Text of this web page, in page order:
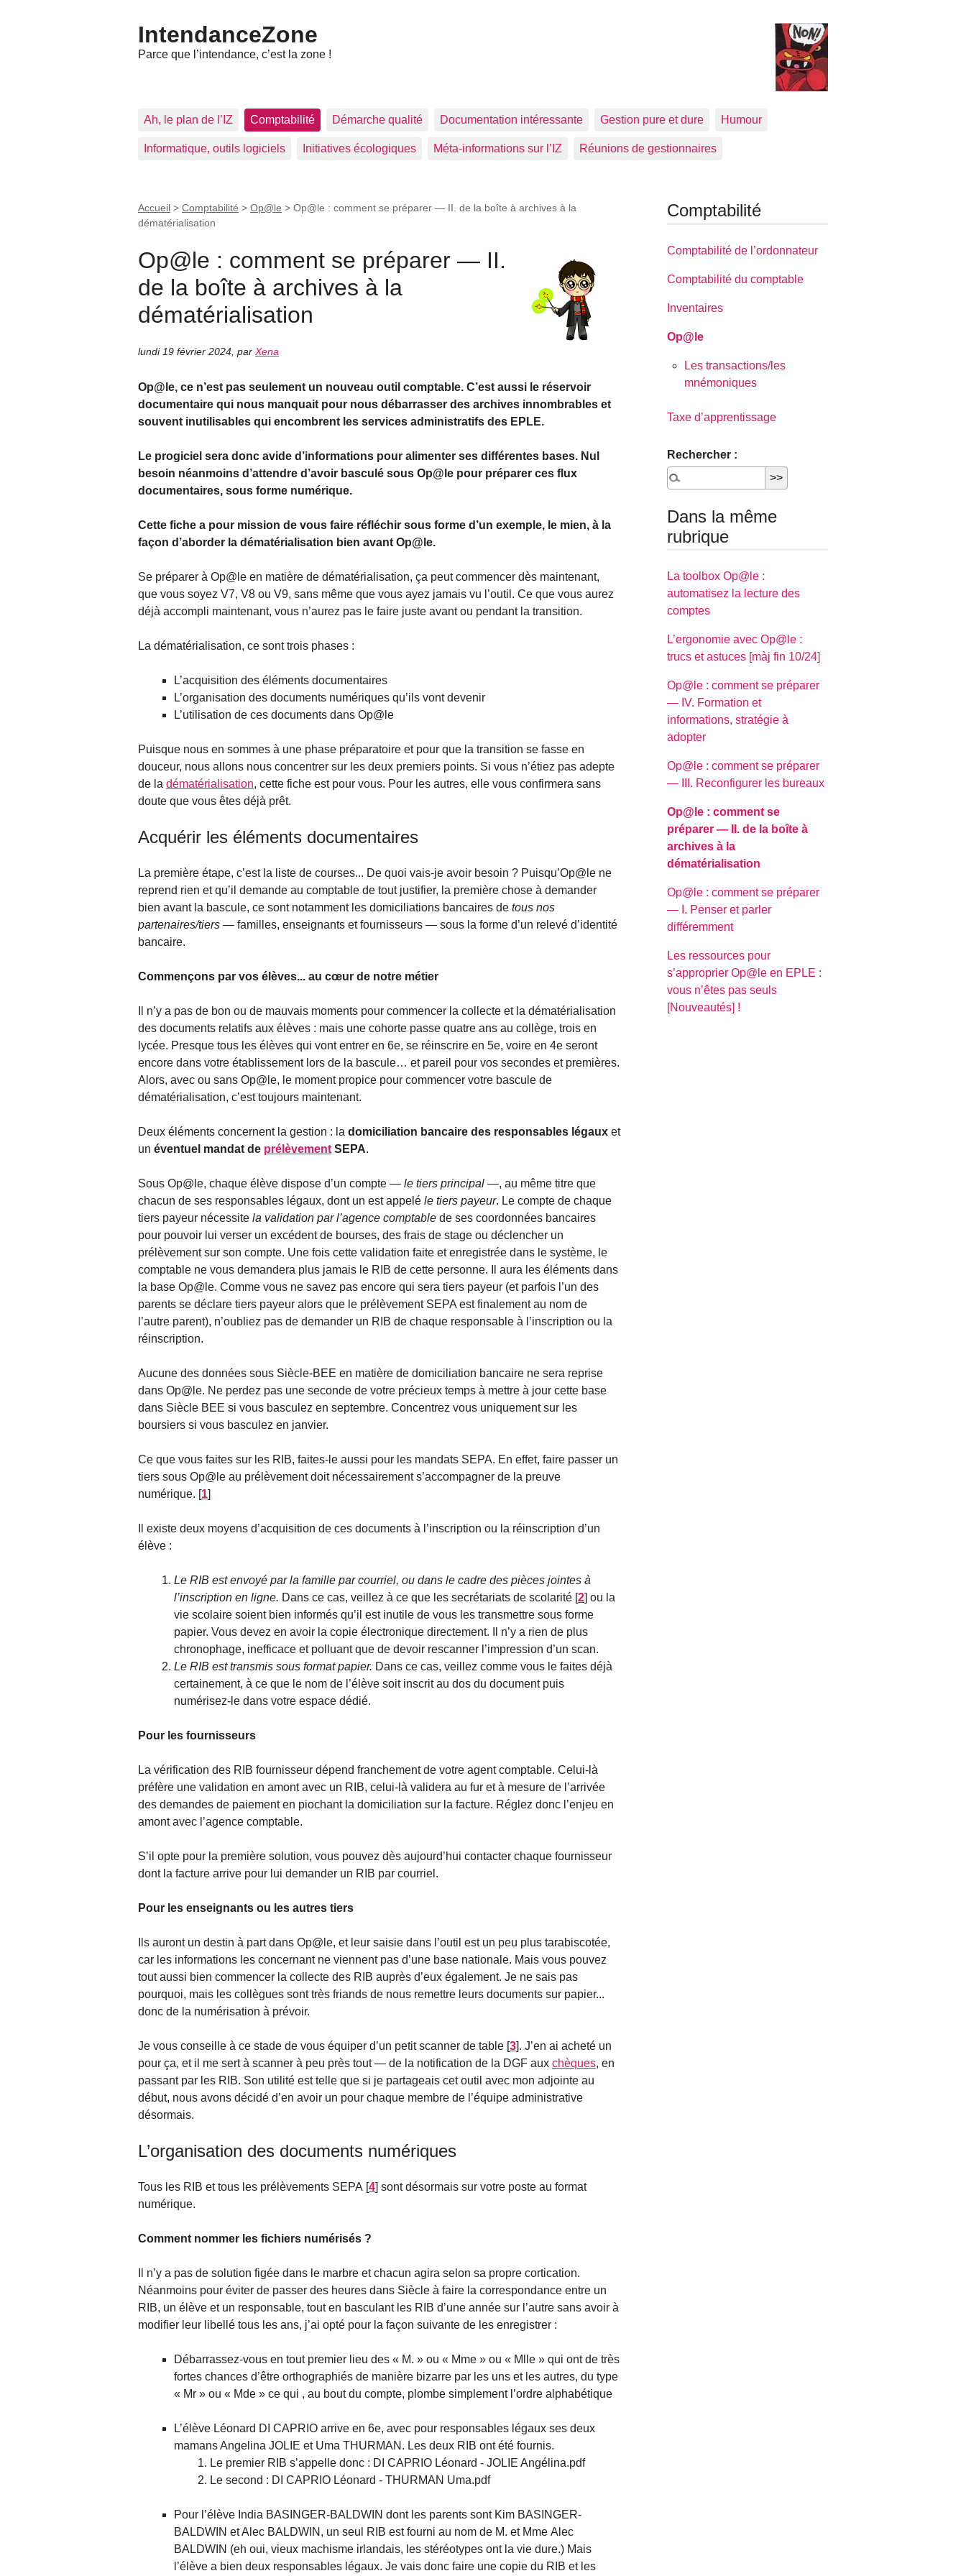
IntendanceZone
Parce que l’intendance, c’est la zone !
Ah, le plan de l’IZ Comptabilité Démarche qualité Documentation intéressante Gestion pure et dure Humour
Informatique, outils logiciels Initiatives écologiques Méta-informations sur l’IZ Réunions de gestionnaires
Accueil > Comptabilité > Op@le > Op@le : comment se préparer — II. de la boîte à archives à la
dématérialisation
Op@le : comment se préparer — II.
de la boîte à archives à la
dématérialisation
lundi 19 février 2024 par Xena
Op@le, ce n’est pas seulement un nouveau outil comptable. C’est aussi le réservoir
documentaire qui nous manquait pour nous débarrasser des archives innombrables et
souvent inutilisables qui encombrent les services administratifs des EPLE.
Le progiciel sera donc avide d’informations pour alimenter ses différentes bases. Nul
besoin néanmoins d’attendre d’avoir basculé sous Op@le pour préparer ces flux
documentaires, sous forme numérique.
Cette fiche a pour mission de vous faire réfléchir sous forme d’un exemple, le mien, à la
façon d’aborder la dématérialisation bien avant Op@le.
Se préparer à Op@le en matière de dématérialisation, ça peut commencer dès maintenant,
que vous soyez V7, V8 ou V9, sans même que vous ayez jamais vu l’outil. Ce que vous aurez
déjà accompli maintenant, vous n’aurez pas le faire juste avant ou pendant la transition.
La dématérialisation, ce sont trois phases :
L’acquisition des éléments documentaires
L’organisation des documents numériques qu’ils vont devenir
L’utilisation de ces documents dans Op@le
Puisque nous en sommes à une phase préparatoire et pour que la transition se fasse en
douceur, nous allons nous concentrer sur les deux premiers points. Si vous n’étiez pas adepte
de la dématérialisation, cette fiche est pour vous. Pour les autres, elle vous confirmera sans
doute que vous êtes déjà prêt.
Acquérir les éléments documentaires
La première étape, c’est la liste de courses... De quoi vais-je avoir besoin ? Puisqu’Op@le ne
reprend rien et qu’il demande au comptable de tout justifier, la première chose à demander
bien avant la bascule, ce sont notamment les domiciliations bancaires de tous nos
partenaires/tiers — familles, enseignants et fournisseurs — sous la forme d’un relevé d’identité
bancaire.
Commençons par vos élèves... au cœur de notre métier
Il n’y a pas de bon ou de mauvais moments pour commencer la collecte et la dématérialisation
des documents relatifs aux élèves : mais une cohorte passe quatre ans au collège, trois en
lycée. Presque tous les élèves qui vont entrer en 6e, se réinscrire en 5e, voire en 4e seront
encore dans votre établissement lors de la bascule… et pareil pour vos secondes et premières.
Alors, avec ou sans Op@le, le moment propice pour commencer votre bascule de
dématérialisation, c’est toujours maintenant.
Deux éléments concernent la gestion : la domiciliation bancaire des responsables légaux et
un éventuel mandat de prélèvement SEPA.
Sous Op@le, chaque élève dispose d’un compte — le tiers principal —, au même titre que
chacun de ses responsables légaux, dont un est appelé le tiers payeur. Le compte de chaque
tiers payeur nécessite la validation par l’agence comptable de ses coordonnées bancaires
pour pouvoir lui verser un excédent de bourses, des frais de stage ou déclencher un
prélèvement sur son compte. Une fois cette validation faite et enregistrée dans le système, le
comptable ne vous demandera plus jamais le RIB de cette personne. Il aura les éléments dans
la base Op@le. Comme vous ne savez pas encore qui sera tiers payeur (et parfois l’un des
parents se déclare tiers payeur alors que le prélèvement SEPA est finalement au nom de
l’autre parent), n’oubliez pas de demander un RIB de chaque responsable à l’inscription ou la
réinscription.
Aucune des données sous Siècle-BEE en matière de domiciliation bancaire ne sera reprise
dans Op@le. Ne perdez pas une seconde de votre précieux temps à mettre à jour cette base
dans Siècle BEE si vous basculez en septembre. Concentrez vous uniquement sur les
boursiers si vous basculez en janvier.
Ce que vous faites sur les RIB, faites-le aussi pour les mandats SEPA. En effet, faire passer un
tiers sous Op@le au prélèvement doit nécessairement s’accompagner de la preuve
numérique. [1]
Il existe deux moyens d’acquisition de ces documents à l’inscription ou la réinscription d’un
élève :
Le RIB est envoyé par la famille par courriel, ou dans le cadre des pièces jointes à
l’inscription en ligne. Dans ce cas, veillez à ce que les secrétariats de scolarité [2] ou la
vie scolaire soient bien informés qu’il est inutile de vous les transmettre sous forme
papier. Vous devez en avoir la copie électronique directement. Il n’y a rien de plus
chronophage, inefficace et polluant que de devoir rescanner l’impression d’un scan.
Le RIB est transmis sous format papier. Dans ce cas, veillez comme vous le faites déjà
certainement, à ce que le nom de l’élève soit inscrit au dos du document puis
numérisez-le dans votre espace dédié.
Pour les fournisseurs
La vérification des RIB fournisseur dépend franchement de votre agent comptable. Celui-là
préfère une validation en amont avec un RIB, celui-là validera au fur et à mesure de l’arrivée
des demandes de paiement en piochant la domiciliation sur la facture. Réglez donc l’enjeu en
amont avec l’agence comptable.
S’il opte pour la première solution, vous pouvez dès aujourd’hui contacter chaque fournisseur
dont la facture arrive pour lui demander un RIB par courriel.
Pour les enseignants ou les autres tiers
Ils auront un destin à part dans Op@le, et leur saisie dans l’outil est un peu plus tarabiscotée,
car les informations les concernant ne viennent pas d’une base nationale. Mais vous pouvez
tout aussi bien commencer la collecte des RIB auprès d’eux également. Je ne sais pas
pourquoi, mais les collègues sont très friands de nous remettre leurs documents sur papier...
donc de la numérisation à prévoir.
Je vous conseille à ce stade de vous équiper d’un petit scanner de table [3]. J’en ai acheté un
pour ça, et il me sert à scanner à peu près tout — de la notification de la DGF aux chèques, en
passant par les RIB. Son utilité est telle que si je partageais cet outil avec mon adjointe au
début, nous avons décidé d’en avoir un pour chaque membre de l’équipe administrative
désormais.
L’organisation des documents numériques
Tous les RIB et tous les prélèvements SEPA [4] sont désormais sur votre poste au format
numérique.
Comment nommer les fichiers numérisés ?
Il n’y a pas de solution figée dans le marbre et chacun agira selon sa propre cortication.
Néanmoins pour éviter de passer des heures dans Siècle à faire la correspondance entre un
RIB, un élève et un responsable, tout en basculant les RIB d’une année sur l’autre sans avoir à
modifier leur libellé tous les ans, j’ai opté pour la façon suivante de les enregistrer :
Débarrassez-vous en tout premier lieu des « M. » ou « Mme » ou « Mlle » qui ont de très
fortes chances d’être orthographiés de manière bizarre par les uns et les autres, du type
« Mr » ou « Mde » ce qui , au bout du compte, plombe simplement l’ordre alphabétique
L’élève Léonard DI CAPRIO arrive en 6e, avec pour responsables légaux ses deux
mamans Angelina JOLIE et Uma THURMAN. Les deux RIB ont été fournis.
Le premier RIB s’appelle donc : DI CAPRIO Léonard - JOLIE Angélina.pdf
Le second : DI CAPRIO Léonard - THURMAN Uma.pdf
Pour l’élève India BASINGER-BALDWIN dont les parents sont Kim BASINGER-
BALDWIN et Alec BALDWIN, un seul RIB est fourni au nom de M. et Mme Alec
BALDWIN (eh oui, vieux machisme irlandais, les stéréotypes ont la vie dure.) Mais
l’élève a bien deux responsables légaux. Je vais donc faire une copie du RIB et les
Comptabilité
Comptabilité de l’ordonnateur
Comptabilité du comptable
Inventaires
Op@le
Les transactions/les
mnémoniques
Taxe d’apprentissage
Rechercher :
Dans la même
rubrique
La toolbox Op@le :
automatisez la lecture des
comptes
L’ergonomie avec Op@le :
trucs et astuces [màj fin 10/24]
Op@le : comment se préparer
— IV. Formation et
informations, stratégie à
adopter
Op@le : comment se préparer
— III. Reconfigurer les bureaux
Op@le : comment se
préparer — II. de la boîte à
archives à la
dématérialisation
Op@le : comment se préparer
— I. Penser et parler
différemment
Les ressources pour
s’approprier Op@le en EPLE :
vous n’êtes pas seuls
[Nouveautés] !